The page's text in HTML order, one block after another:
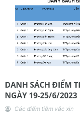
DANH SÁCH ĐIỂM
NGÀY 19-25/6/2023
Các điểm tiêm vắc xin